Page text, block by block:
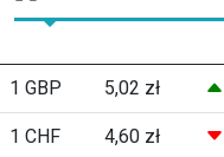
1 GBP 5,02 zł
1 CHF 4,60 zł